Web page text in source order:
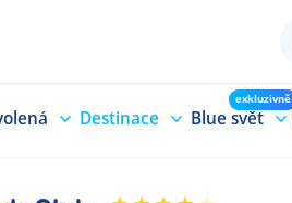
Destinace Blue svět
exkluzivně